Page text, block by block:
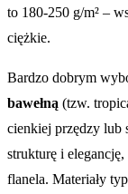
to 180-250 g/m² –
ciężkie.
Bardzo dobrym
bawełną (tzw.
cienkiej przędzy lub
strukturę i
flanela. Materiały